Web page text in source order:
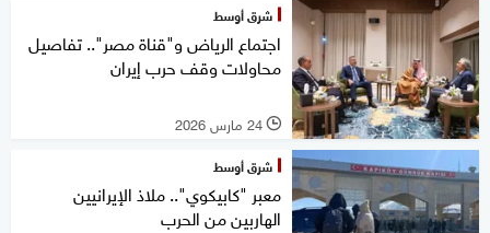
شرق أوسط
اجتماع الرياض و"قناة مصر".. تفاصيل
محاولات وقف حرب إيران
l 24 مارس 2026
شرق أوسط
معبر "كابيكوي".. ملاذ الإيرانيين
الهاربين من الحرب